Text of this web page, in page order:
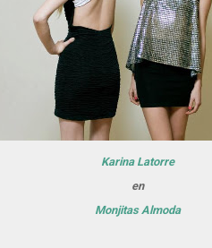
Karina Latorre
en
Monjitas Almoda